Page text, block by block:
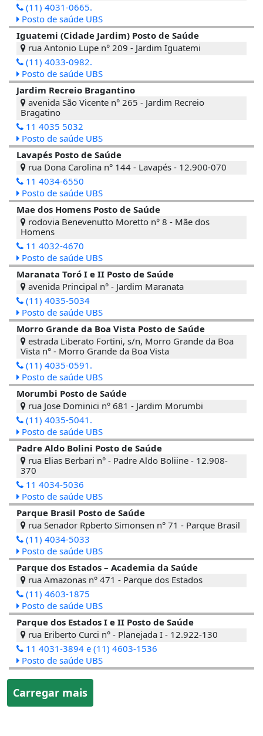
(11) 4031-0665.
Posto de saúde UBS
Iguatemi (Cidade Jardim) Posto de Saúde
rua Antonio Lupe n° 209 - Jardim Iguatemi
(11) 4033-0982.
Posto de saúde UBS
Jardim Recreio Bragantino
avenida São Vicente n° 265 - Jardim Recreio
Bragatino
11 4035 5032
Posto de saúde UBS
Lavapés Posto de Saúde
rua Dona Carolina n° 144 - Lavapés - 12.900-070
11 4034-6550
Posto de saúde UBS
Mae dos Homens Posto de Saúde
rodovia Benevenutto Moretto n° 8 - Mãe dos
Homens
11 4032-4670
Posto de saúde UBS
Maranata Toró I e II Posto de Saúde
avenida Principal n° - Jardim Maranata
(11) 4035-5034
Posto de saúde UBS
Morro Grande da Boa Vista Posto de Saúde
estrada Liberato Fortini, s/n, Morro Grande da Boa
Vista n° - Morro Grande da Boa Vista
(11) 4035-0591.
Posto de saúde UBS
Morumbi Posto de Saúde
rua Jose Dominici n° 681 - Jardim Morumbi
(11) 4035-5041.
Posto de saúde UBS
Padre Aldo Bolini Posto de Saúde
rua Elias Berbari n° - Padre Aldo Boliine - 12.908-
370
11 4034-5036
Posto de saúde UBS
Parque Brasil Posto de Saúde
rua Senador Rpberto Simonsen n° 71 - Parque Brasil
(11) 4034-5033
Posto de saúde UBS
Parque dos Estados – Academia da Saúde
rua Amazonas n° 471 - Parque dos Estados
(11) 4603-1875
Posto de saúde UBS
Parque dos Estados I e II Posto de Saúde
rua Eriberto Curci n° - Planejada I - 12.922-130
11 4031-3894 e (11) 4603-1536
Posto de saúde UBS
Carregar mais